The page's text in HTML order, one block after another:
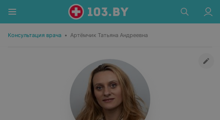
Консультация врача • Артёмчик Татьяна Андреевна